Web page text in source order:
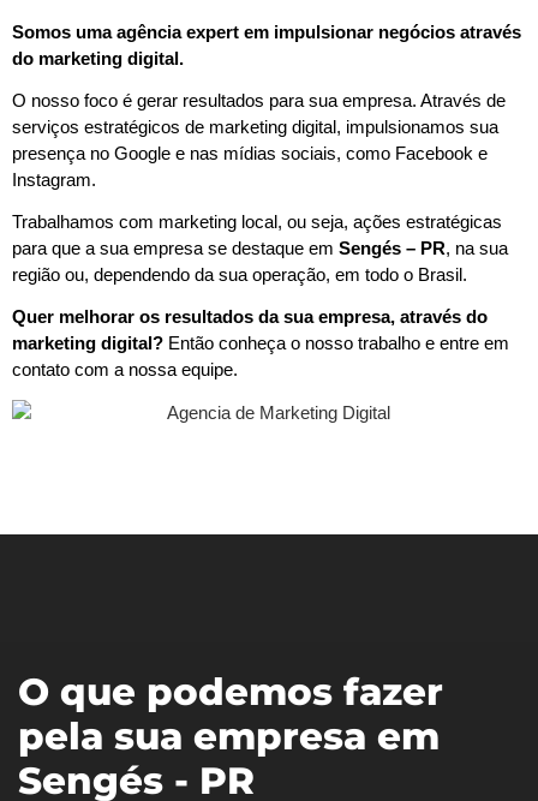
Somos uma agência expert em impulsionar negócios através
do marketing digital.
O nosso foco é gerar resultados para sua empresa. Através de
serviços estratégicos de marketing digital, impulsionamos sua
presença no Google e nas mídias sociais, como Facebook e
Instagram.
Trabalhamos com marketing local, ou seja, ações estratégicas
para que a sua empresa se destaque em Sengés – PR, na sua
região ou, dependendo da sua operação, em todo o Brasil.
Quer melhorar os resultados da sua empresa, através do
marketing digital? Então conheça o nosso trabalho e entre em
contato com a nossa equipe.
O que podemos fazer
pela sua empresa em
Sengés - PR